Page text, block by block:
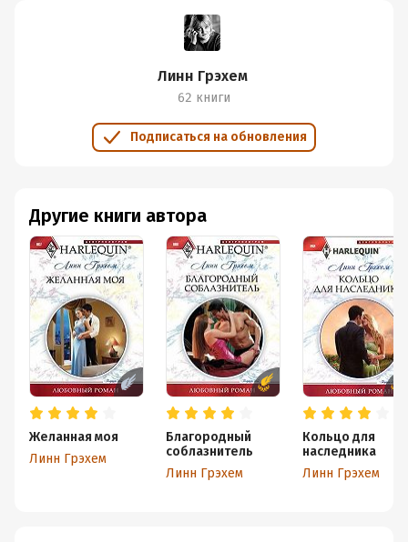
Линн Грэхем
62 книги
Подписаться на обновления
Другие книги автора
Желанная моя
Линн Грэхем
Благородный
соблазнитель
Линн Грэхем
Кольцо для
наследника
Линн Грэхем